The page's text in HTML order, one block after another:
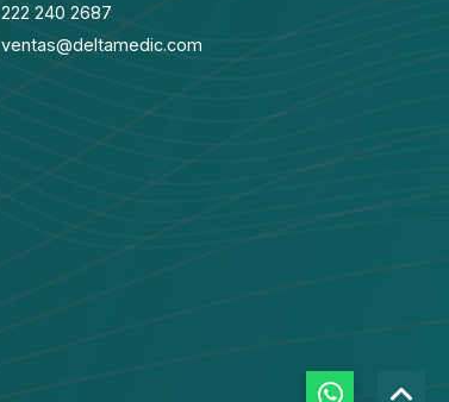
222 240 2687
ventas@deltamedic.com